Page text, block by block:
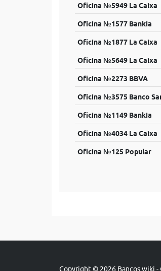
Oficina №5949 La Caixa
Oficina №1577 Bankia
Oficina №1877 La Caixa
Oficina №5649 La Caixa
Oficina №2273 BBVA
Oficina №3575 Banco
Oficina №1149 Bankia
Oficina №4034 La Caixa
Oficina №125 Popular
Copyright © 2026 Bancos.wiki -